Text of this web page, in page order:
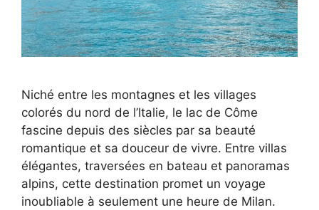
Niché entre les montagnes et les villages
colorés du nord de l’Italie, le lac de Côme
fascine depuis des siècles par sa beauté
romantique et sa douceur de vivre. Entre villas
élégantes, traversées en bateau et panoramas
alpins, cette destination promet un voyage
inoubliable à seulement une heure de Milan.